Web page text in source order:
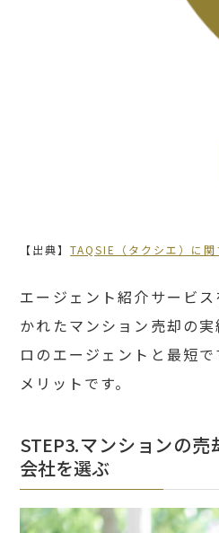
【出典】TAQSIE（タクシエ）に
エージェント紹介サービ
かれたマンション売却の
ロのエージェントと最短
メリットです。
STEP3.マンションの
会社を選ぶ